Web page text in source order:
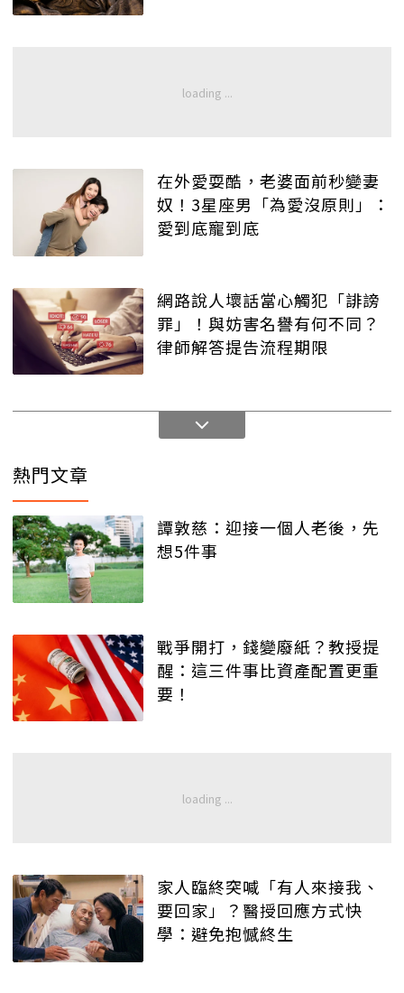
在外愛耍酷，老婆面前秒變妻
奴！3星座男「為愛沒原則」：
愛到底寵到底
網路說人壞話當心觸犯「誹謗
罪」！與妨害名譽有何不同？
律師解答提告流程期限
熱門文章
譚敦慈：迎接一個人老後，先
想5件事
戰爭開打，錢變廢紙？教授提
醒：這三件事比資產配置更重
要！
家人臨終突喊「有人來接我、
要回家」？醫授回應方式快
學：避免抱憾終生